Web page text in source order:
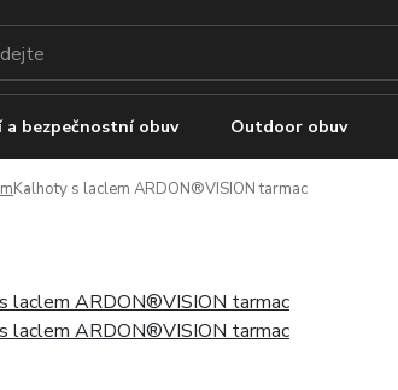
a bezpečnostní obuv Outdoor obuv
Kalhoty s laclem ARDON®VISION tarmac